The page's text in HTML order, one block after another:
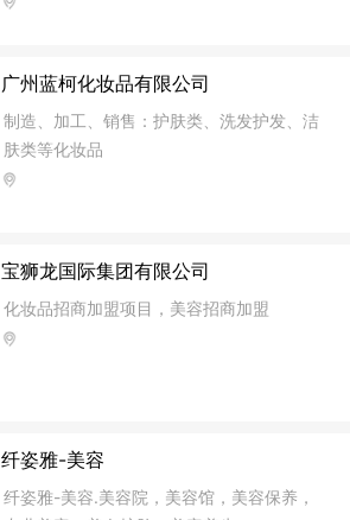
广州蓝柯化妆品有限公司
制造、加工、销售：护肤类、洗发护发、洁
肤类等化妆品
宝狮龙国际集团有限公司
化妆品招商加盟项目，美容招商加盟
纤姿雅-美容
纤姿雅-美容.美容院，美容馆，美容保养，